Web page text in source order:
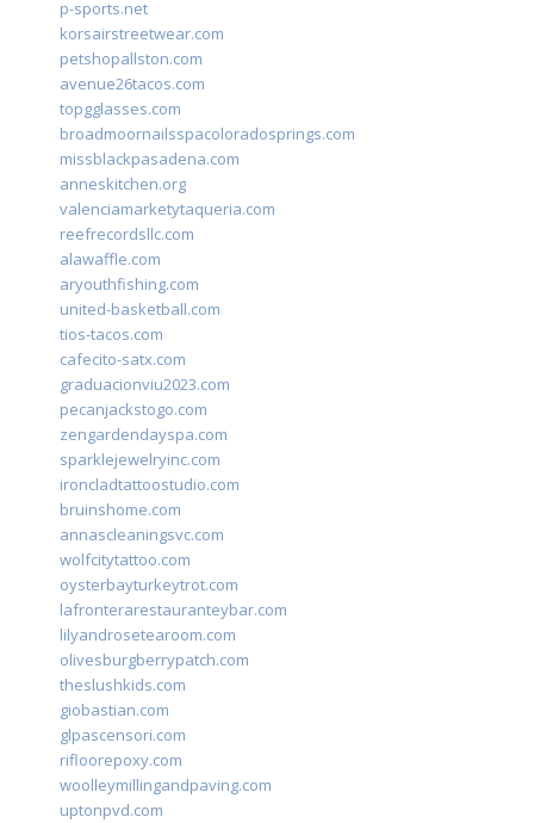
p-sports.net
korsairstreetwear.com
petshopallston.com
avenue26tacos.com
topgglasses.com
broadmoornailsspacoloradosprings.com
missblackpasadena.com
anneskitchen.org
valenciamarketytaqueria.com
reefrecordsllc.com
alawaffle.com
aryouthfishing.com
united-basketball.com
tios-tacos.com
cafecito-satx.com
graduacionviu2023.com
pecanjackstogo.com
zengardendayspa.com
sparklejewelryinc.com
ironcladtattoostudio.com
bruinshome.com
annascleaningsvc.com
wolfcitytattoo.com
oysterbayturkeytrot.com
lafronterarestauranteybar.com
lilyandrosetearoom.com
olivesburgberrypatch.com
theslushkids.com
giobastian.com
glpascensori.com
rifloorepoxy.com
woolleymillingandpaving.com
uptonpvd.com